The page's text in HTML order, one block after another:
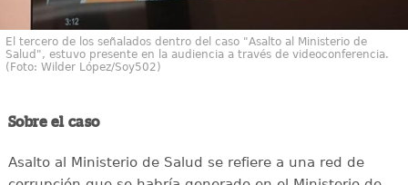
El tercero de los señalados dentro del caso "Asalto al Ministerio de
Salud", estuvo presente en la audiencia a través de videoconferencia.
(Foto: Wilder López/Soy502)
Sobre el caso
Asalto al Ministerio de Salud se refiere a una red de